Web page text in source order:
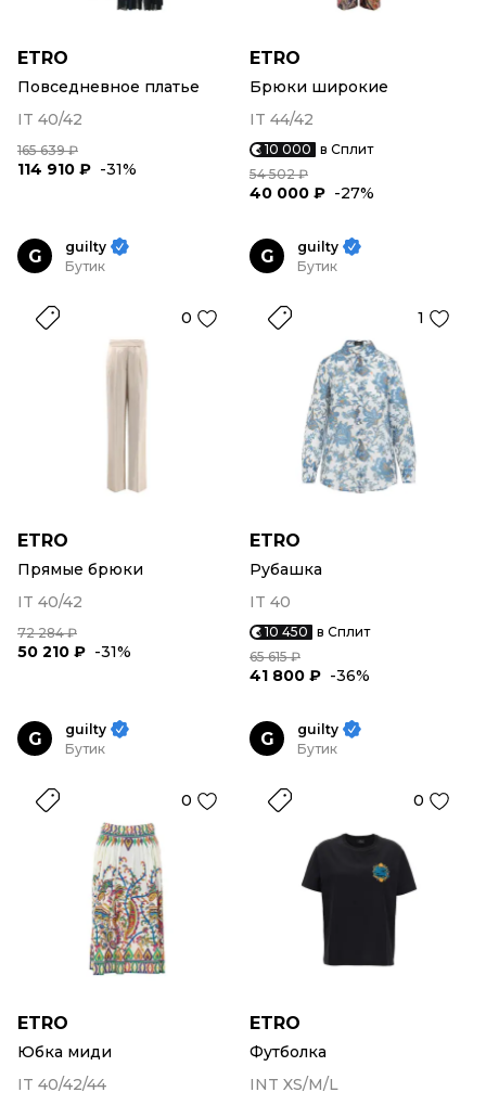
ETRO
Повседневное платье
IT 40/42
165 639 ₽
114 910 ₽ -31%
ETRO
Брюки широкие
IT 44/42
10 000 в Сплит
54 502 ₽
40 000 ₽ -27%
G
guilty
Бутик
0
ETRO
Прямые брюки
IT 40/42
72 284 ₽
50 210 ₽ -31%
G
guilty
Бутик
1
ETRO
Рубашка
IT 40
10 450 в Сплит
65 615 ₽
41 800 ₽ -36%
G
guilty
Бутик
0
ETRO
Юбка миди
IT 40/42/44
G
guilty
Бутик
0
ETRO
Футболка
INT XS/M/L